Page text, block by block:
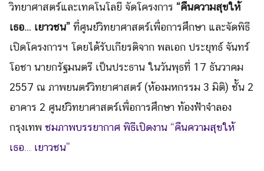
วิทยาศาสตร์และเทคโนโลยี จัดโครงการ “คืนความสุขให้
เธอ… เยาวชน” ที่ศูนย์วิทยาศาสตร์เพื่อการศึกษา และจัดพิธี
เปิดโครงการฯ โดยได้รับเกียรติจาก พลเอก ประยุทธ์ จันทร์
โอชา นายกรัฐมนตรี เป็นประธาน ในวันพุธที่ 17 ธันวาคม
2557 ณ ภาพยนตร์วิทยาศาสตร์ (ห้องมหกรรม 3 มิติ) ชั้น 2
อาคาร 2 ศูนย์วิทยาศาสตร์เพื่อการศึกษา ท้องฟ้าจำลอง
กรุงเทพ ชมภาพบรรยากาศ พิธีเปิดงาน “คืนความสุขให้
เธอ… เยาวชน”